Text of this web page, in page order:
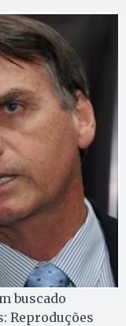
buscado
Reproduções